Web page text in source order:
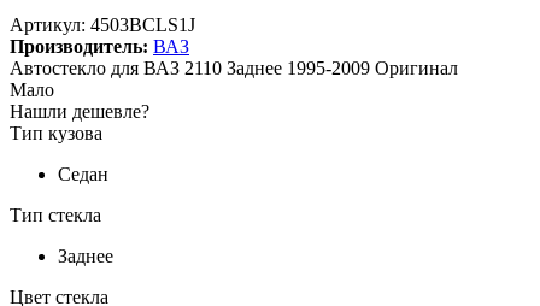
Артикул: 4503BCLS1J
Производитель: ВАЗ
Автостекло для ВАЗ 2110 Заднее 1995-2009 Оригинал
Мало
Нашли дешевле?
Тип кузова
Седан
Тип стекла
Заднее
Цвет стекла